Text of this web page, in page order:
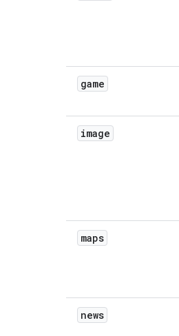
game
image
maps
news